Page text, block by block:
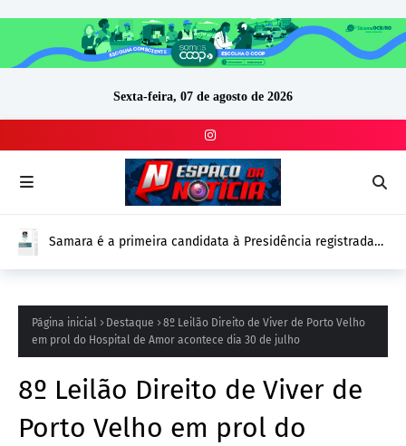
Sexta-feira, 07 de agosto de 2026
Samara é a primeira candidata à Presidência registrada
Página inicial Destaque
8º Leilão Direito de Viver de Porto Velho
em prol do Hospital de Amor acontece dia 30 de julho
8º Leilão Direito de Viver de
Porto Velho em prol do